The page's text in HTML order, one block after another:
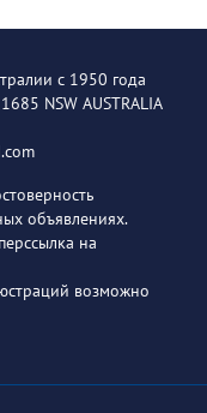
с 1950 года
NSW AUSTRALIA
объявлениях.
на
возможно